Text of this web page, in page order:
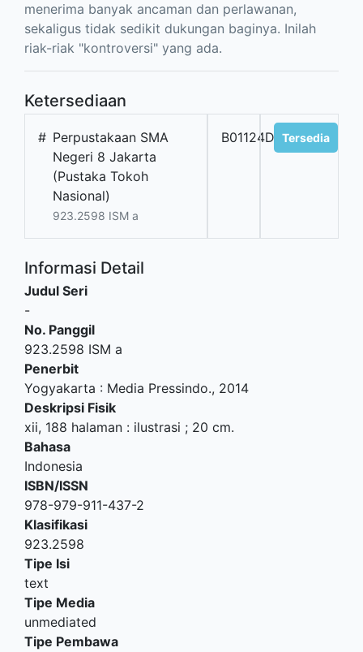
menerima banyak ancaman dan perlawanan,
sekaligus tidak sedikit dukungan baginya. Inilah
riak-riak "kontroversi" yang ada.
Ketersediaan
# Perpustakaan SMA
Negeri 8 Jakarta
(Pustaka Tokoh
Nasional)
923.2598 ISM a
B01124D Tersedia
Informasi Detail
Judul Seri
-
No. Panggil
923.2598 ISM a
Penerbit
Yogyakarta : Media Pressindo., 2014
Deskripsi Fisik
xii, 188 halaman : ilustrasi ; 20 cm.
Bahasa
Indonesia
ISBN/ISSN
978-979-911-437-2
Klasifikasi
923.2598
Tipe Isi
text
Tipe Media
unmediated
Tipe Pembawa